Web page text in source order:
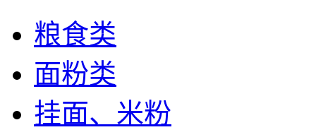
粮食类
面粉类
挂面、米粉